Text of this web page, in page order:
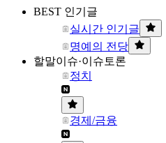
BEST 인기글
실시간 인기글
명예의 전당
할말이슈·이슈토론
정치
경제/금융